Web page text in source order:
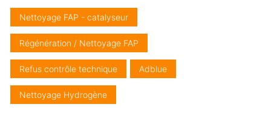
Nettoyage FAP - catalyseur
Régénération / Nettoyage FAP
Refus contrôle technique Adblue
Nettoyage Hydrogène